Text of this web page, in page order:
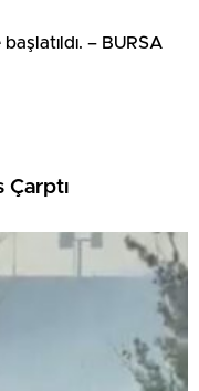
başlatıldı. – BURSA
Çarptı